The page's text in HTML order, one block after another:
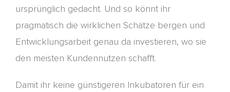
ursprünglich gedacht. Und so könnt ihr
pragmatisch die wirklichen Schätze bergen und
Entwicklungsarbeit genau da investieren, wo sie
den meisten Kundennutzen schafft.
Damit ihr keine günstigeren Inkubatoren für ein